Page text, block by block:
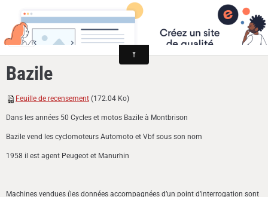
Cyclomoteurs et motos fabriqués dans la Loire
Bazile
Feuille de recensement (172.04 Ko)
Dans les années 50 Cycles et motos Bazile à Montbrison
Bazile vend les cyclomoteurs Automoto et Vbf sous son nom
1958 il est agent Peugeot et Manurhin
Machines vendues (les données accompagnées d’un point d’interrogation sont